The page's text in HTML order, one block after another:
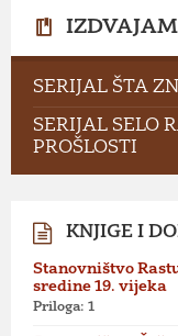
SERIJAL ŠTA
SERIJAL SELO
PROŠLOSTI
KNJIGE I
Stanovništvo
sredine 19. vijeka
Priloga: 1